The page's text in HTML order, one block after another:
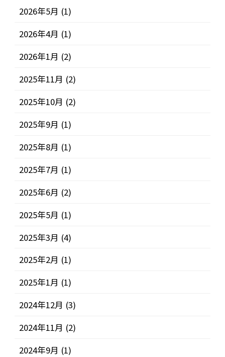
2026年5月 (1)
2026年4月 (1)
2026年1月 (2)
2025年11月 (2)
2025年10月 (2)
2025年9月 (1)
2025年8月 (1)
2025年7月 (1)
2025年6月 (2)
2025年5月 (1)
2025年3月 (4)
2025年2月 (1)
2025年1月 (1)
2024年12月 (3)
2024年11月 (2)
2024年9月 (1)